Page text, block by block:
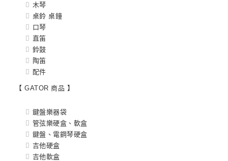
木琴
桌鈴 桌鐘
口琴
直笛
鈴鼓
陶笛
配件
【 GATOR 商品 】
鍵盤樂器袋
管弦樂硬盒、軟盒
鍵盤、電鋼琴硬盒
吉他硬盒
吉他軟盒